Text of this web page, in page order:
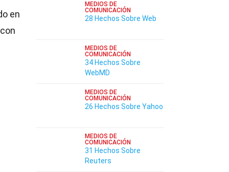
en
MEDIOS DE
COMUNICACIÓN
28 Hechos Sobre Web
MEDIOS DE
COMUNICACIÓN
34 Hechos Sobre
WebMD
MEDIOS DE
COMUNICACIÓN
26 Hechos Sobre Yahoo
MEDIOS DE
COMUNICACIÓN
31 Hechos Sobre
Reuters